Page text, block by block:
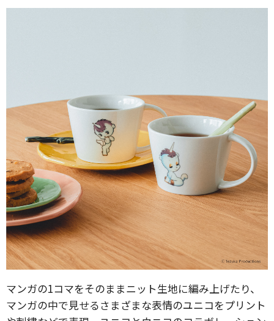
マンガの1コマをそのままニット生地に編み上げたり、
マンガの中で見せるさまざまな表情のユニコをプリント